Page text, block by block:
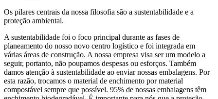
Os pilares centrais da nossa filosofia são a sustentabilidade e a
proteção ambiental.
A sustentabilidade foi o foco principal durante as fases de
planeamento do nosso novo centro logístico e foi integrada em
várias áreas de construção. A nossa empresa visa ser um modelo a
seguir, portanto, não poupamos despesas ou esforços. Também
damos atenção à sustentabilidade ao enviar nossas embalagens. Por
esta razão, trocamos o material de enchimento por material
compostável sempre que possível. 95% de nossas embalagens têm